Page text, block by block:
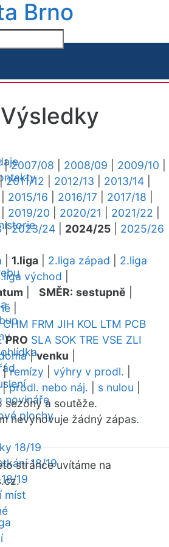
Brno
novináře
plochy
18/19
18/19
19
míst
Výsledky
|2007/08 2008/09 2009/10
2011/12 2012/13 2013/14
2015/16 2016/17 2017/18
2019/20 2020/21 2021/22
|2023/24 2024/25
2025/26
1.liga 2.liga západ
2.liga
východ
SMĚR: sestupně
CHM FRM JIH KOL LTM PCB
PRO SLA SOK TRE VSE ZLI
|venku
|remízy výhry v prodl.
|prodl. nebo náj. s nulou
a soutěže.
nevyhovuje žádný zápas.
stránce uvítáme na